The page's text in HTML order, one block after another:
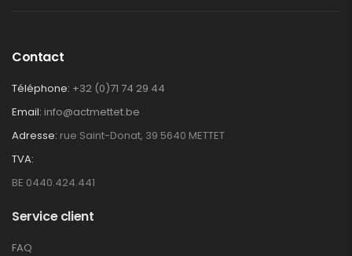
Contact
Téléphone: +32 (0)71 74 29 44
Email: info@actmettet.be
Adresse: rue Saint-Donat, 39 5640 METTET
TVA:
BE 0440.424.441
Service client
FAQ